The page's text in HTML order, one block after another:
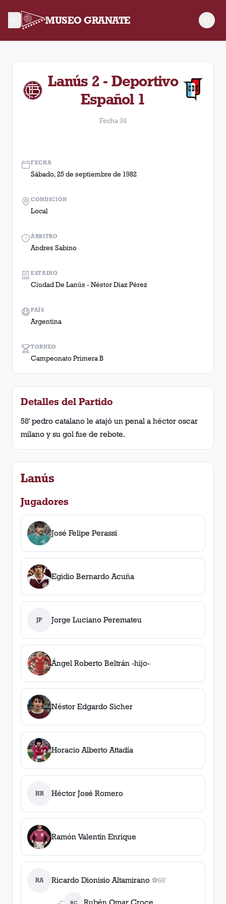
MUSEO GRANATE
Fecha 34. Partido entre Lanús y Deportivo Español
Lanús 2 - Deportivo
Español 1
Fecha 34
FECHA
Sábado, 25 de septiembre de 1982
ÁRBITRO
Andres Sabino
TORNEO
Campeonato Primera B
CONDICIÓN
Local
ESTADIO
Ciudad De Lanús - Néstor Diaz Pérez
PAÍS
Argentina
Detalles del Partido
58' pedro catalano le atajó un penal a héctor oscar
milano y su gol fue de rebote.
Lanús
Jugadores
José Felipe Perassi
Egidio Bernardo Acuña
JP Jorge Luciano Peremateu
Ángel Roberto Beltrán -hijo-
Néstor Edgardo Sicher
Horacio Alberto Attadía
HR Héctor José Romero
Ramón Valentín Enrique
RA Ricardo Dionisio Altamirano ⚽
1gol
66'
RC